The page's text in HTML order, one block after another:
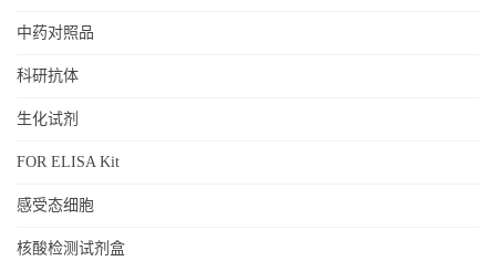
中药对照品
科研抗体
生化试剂
FOR ELISA Kit
感受态细胞
核酸检测试剂盒